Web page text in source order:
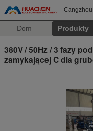
Dom Produkty
380V / 50Hz / 3 fazy
zamykającej C dla